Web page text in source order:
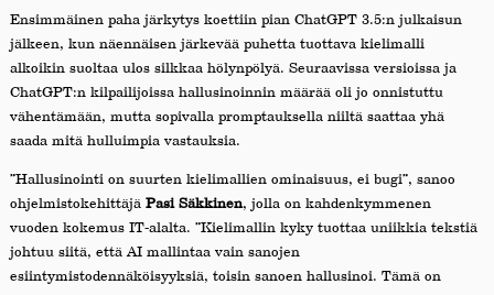
Ensimmäinen paha järkytys koettiin pian ChatGPT 3.5:n julkaisun
jälkeen, kun näennäisen järkevää puhetta tuottava kielimalli
alkoikin suoltaa ulos silkkaa hölynpölyä. Seuraavissa versioissa ja
ChatGPT:n kilpailijoissa hallusinoinnin määrää oli jo onnistuttu
vähentämään, mutta sopivalla promptauksella niiltä saattaa yhä
saada mitä hulluimpia vastauksia.
”Hallusinointi on suurten kielimallien ominaisuus, ei bugi”, sanoo
ohjelmistokehittäjäPasi Säkkinen, jolla on kahdenkymmenen
vuoden kokemus IT-alalta. ”Kielimallin kyky tuottaa uniikkia tekstiä
johtuu siitä, että AI mallintaa vain sanojen
esiintymistodennäköisyyksiä, toisin sanoen hallusinoi. Tämä on